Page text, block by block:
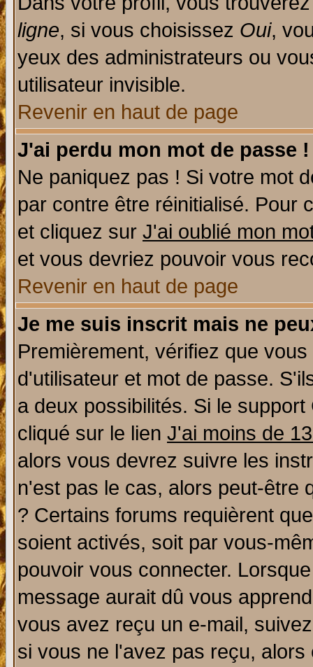
ligne, si vous choisissez Oui,
yeux des administrateurs ou
utilisateur invisible.
Revenir en haut de page
J'ai perdu mon mot de passe !
Ne paniquez pas ! Si votre mot
par contre être réinitialisé. Pour
et cliquez sur J'ai oublié mon
et vous devriez pouvoir vous
Revenir en haut de page
Je me suis inscrit mais ne
Premièrement, vérifiez que
d'utilisateur et mot de passe.
a deux possibilités. Si le
cliqué sur le lien J'ai moins de
alors vous devrez suivre les
n'est pas le cas, alors peut-être
? Certains forums requièrent
soient activés, soit par vous-
pouvoir vous connecter.
message aurait dû vous
vous avez reçu un e-mail,
si vous ne l'avez pas reçu,